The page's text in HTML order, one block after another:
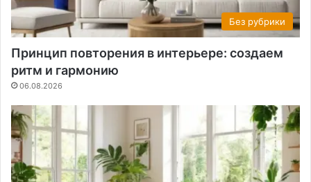
Без рубрики
Принцип повторения в интерьере: создаем
ритм и гармонию
06.08.2026